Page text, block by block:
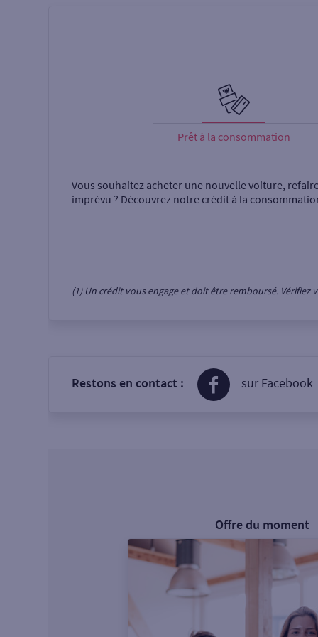
Prêt à la consommation
Vous souhaitez acheter une nouvelle voiture,
imprévu ? Découvrez notre crédit à la
(1) Un crédit vous engage et doit être remboursé.
Restons en contact : sur Facebook
Offre du moment